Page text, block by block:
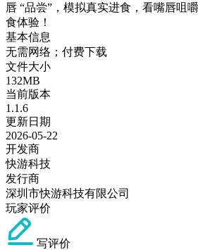
唇 “品尝”，模拟真实进食，看嘴唇咀
食体验！
基本信息
无需网络；付费下载
文件大小
132MB
当前版本
1.1.6
更新日期
2026-05-22
开发商
快游科技
发行商
深圳市快游科技有限公司
玩家评价
写评价